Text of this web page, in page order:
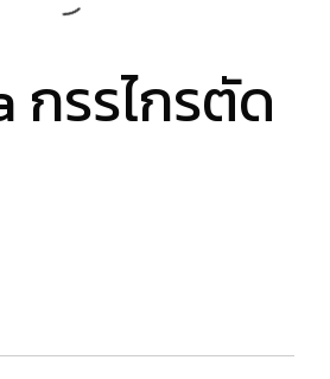
กรรไกรตัด